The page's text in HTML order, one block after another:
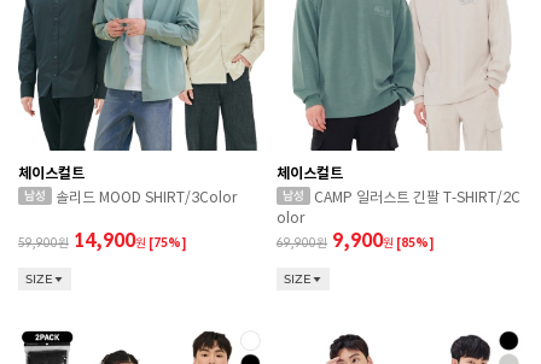
체이스컬트
솔리드 MOOD SHIRT/3Color
59,900 14,900원 [75%]
SIZE
체이스컬트
CAMP 일러스트 긴팔 T-SHIRT/2C
olor
69,900 9,900원 [85%]
SIZE